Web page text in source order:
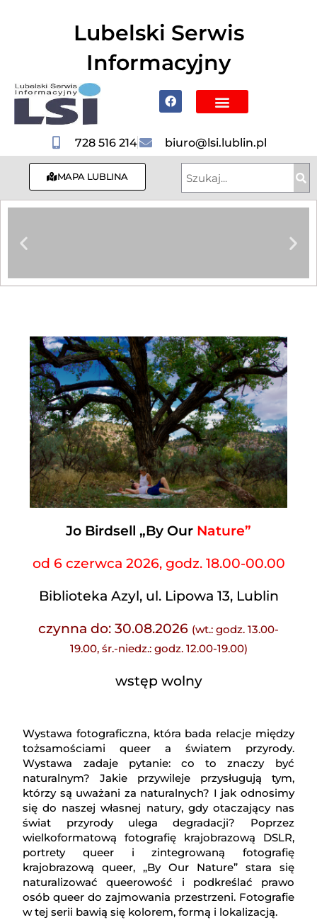
Lubelski Serwis
Informacyjny
728 516 214 biuro@lsi.lublin.pl
MAPA LUBLINA
Jo Birdsell „By Our Nature”
od 6 czerwca 2026, godz. 18.00-00.00
Biblioteka Azyl, ul. Lipowa 13, Lublin
czynna do: 30.08.2026 (wt.: godz. 13.00-
19.00, śr.-niedz.: godz. 12.00-19.00)
wstęp wolny
Wystawa fotograficzna, która bada relacje między
tożsamościami queer a światem przyrody.
Wystawa zadaje pytanie: co to znaczy być
naturalnym? Jakie przywileje przysługują tym,
którzy są uważani za naturalnych? I jak odnosimy
się do naszej własnej natury, gdy otaczający nas
świat przyrody ulega degradacji? Poprzez
wielkoformatową fotografię krajobrazową DSLR,
portrety queer i zintegrowaną fotografię
krajobrazową queer, „By Our Nature” stara się
naturalizować queerowość i podkreślać prawo
osób queer do zajmowania przestrzeni. Fotografie
w tej serii bawią się kolorem, formą i lokalizacją.